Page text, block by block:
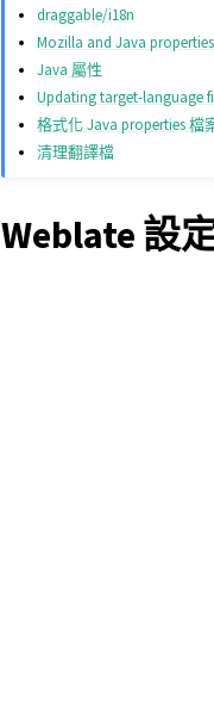
draggable/i18n
Mozilla and Java
Java 屬性
Updating target-language
格式化 Java properties 檔
清理翻譯檔
Weblate 設